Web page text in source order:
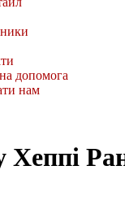
допомога
нам
Хеппі